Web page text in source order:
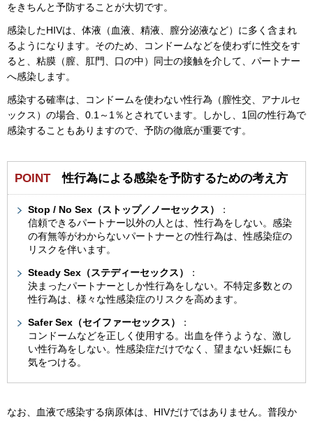
をきちんと予防することが大切です。
感染したHIVは、体液（血液、精液、膣分泌液など）に多く含まれ
るようになります。そのため、コンドームなどを使わずに性交をす
ると、粘膜（膣、肛門、口の中）同士の接触を介して、パートナー
へ感染します。
感染する確率は、コンドームを使わない性行為（膣性交、アナルセ
ックス）の場合、0.1～1％とされています。しかし、1回の性行為で
感染することもありますので、予防の徹底が重要です。
POINT性行為による感染を予防するための考え方
Stop / No Sex（ストップ／ノーセックス）
：
信頼できるパートナー以外の人とは、性行為をしない。感染
の有無等がわからないパートナーとの性行為は、性感染症の
リスクを伴います。
Steady Sex（ステディーセックス）
：
決まったパートナーとしか性行為をしない。不特定多数との
性行為は、様々な性感染症のリスクを高めます。
Safer Sex（セイファーセックス）
：
コンドームなどを正しく使用する。出血を伴うような、激し
い性行為をしない。性感染症だけでなく、望まない妊娠にも
気をつける。
なお、血液で感染する病原体は、HIVだけではありません。普段か